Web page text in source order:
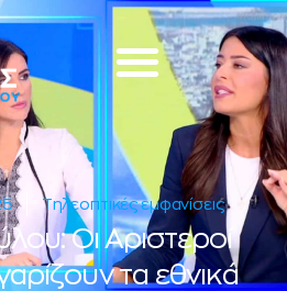
Τηλεοπτικές εμφανίσεις
Οι Αριστεροί
τα εθνικά